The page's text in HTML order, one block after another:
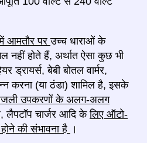
आमतौर परउच्च धाराओं के
नहीं होते हैं, अर्थात ऐसा कुछ भी
ड्रायर्स, बेबी बोतल वार्मर,
करना (या ठंडा) शामिल है, इसके
उपकरणों के अलग-अलग
लैपटॉप चार्जर आदि केलिए ऑटो-
की संभावना है ।